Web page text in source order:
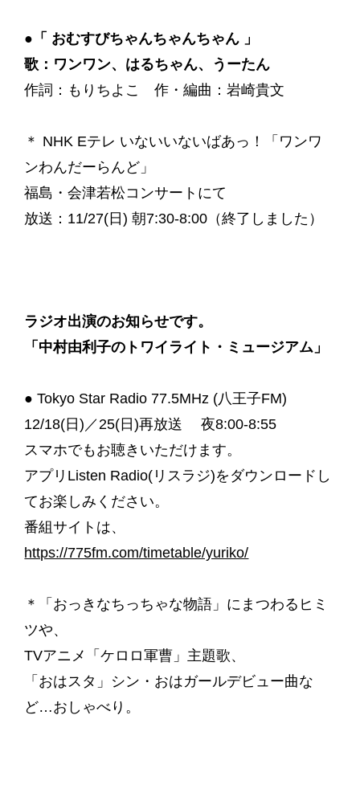
●「 おむすびちゃんちゃんちゃん 」
歌：ワンワン、はるちゃん、うーたん
作詞：もりちよこ 作・編曲：岩崎貴文
＊ NHK Eテレ いないいないばあっ！「ワンワ
ンわんだーらんど」
福島・会津若松コンサートにて
放送：11/27(日) 朝7:30-8:00（終了しました）
ラジオ出演のお知らせです。
「中村由利子のトワイライト・ミュージアム」
● Tokyo Star Radio 77.5MHz (八王子FM)
12/18(日)／25(日)再放送
夜8:00-8:55
スマホでもお聴きいただけます。
アプリListen Radio(リスラジ)をダウンロードし
てお楽しみください。
番組サイトは、
https://775fm.com/timetable/yuriko/
＊「おっきなちっちゃな物語」にまつわるヒミ
ツや、
TVアニメ「ケロロ軍曹」主題歌、
「おはスタ」シン・おはガールデビュー曲な
ど…おしゃべり。